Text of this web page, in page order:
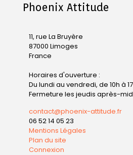
Phoenix Attitude
11, rue La Bruyère
87000 Limoges
France
Horaires d'ouverture :
Du lundi au vendredi, de 10h à
Fermeture les jeudis après-
contact@phoenix-attitude.fr
06 52 14 05 23
Mentions Légales
Plan du site
Connexion